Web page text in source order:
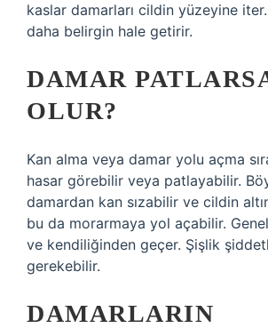
kaslar damarları cildin yüzeyine
daha belirgin hale getirir.
DAMAR
OLUR?
Kan alma veya damar yolu açma
hasar görebilir veya patlayabilir.
damardan kan sızabilir ve cildin
bu da morarmaya yol açabilir.
ve kendiliğinden geçer. Şişlik
gerekebilir.
DAMARLARIN